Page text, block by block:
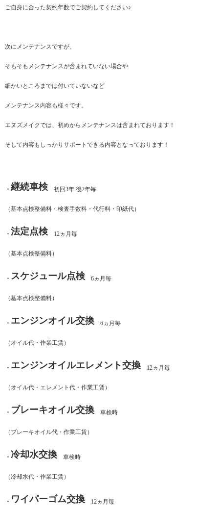
ご自身に合った契約年数でご契約してください♪
次にメンテナンスですが、
そもそもメンテナンスが含まれていない場合や
細かいところまでは付いていないなど
メンテナンス内容も様々です。
エヌズメイクでは、初めからメンテナンスは含まれております！
そして内容もしっかりサポートできる内容となっております！
・ 継続車検 初回3年 後2年毎
（基本点検整備料・検査手数料・代行料・印紙代）
・ 法定点検 12ヵ月毎
（基本点検整備料）
・ スケジュール点検 6ヵ月毎
（基本点検整備料）
・ エンジンオイル交換 6ヵ月毎
（オイル代・作業工賃）
・ エンジンオイルエレメント交換 12ヵ月毎
（オイル代・エレメント代・作業工賃）
・ ブレーキオイル交換 車検時
（ブレーキオイル代・作業工賃）
・ 冷却水交換 車検時
（冷却水代・作業工賃）
・ ワイパーゴム交換 12ヵ月毎